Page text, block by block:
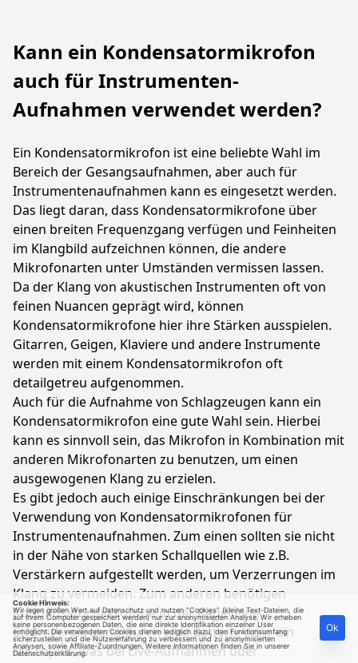
Kann ein Kondensatormikrofon
auch für Instrumenten-
Aufnahmen verwendet werden?
Ein Kondensatormikrofon ist eine beliebte Wahl im
Bereich der Gesangsaufnahmen, aber auch für
Instrumentenaufnahmen kann es eingesetzt werden.
Das liegt daran, dass Kondensatormikrofone über
einen breiten Frequenzgang verfügen und Feinheiten
im Klangbild aufzeichnen können, die andere
Mikrofonarten unter Umständen vermissen lassen.
Da der Klang von akustischen Instrumenten oft von
feinen Nuancen geprägt wird, können
Kondensatormikrofone hier ihre Stärken ausspielen.
Gitarren, Geigen, Klaviere und andere Instrumente
werden mit einem Kondensatormikrofon oft
detailgetreu aufgenommen.
Auch für die Aufnahme von Schlagzeugen kann ein
Kondensatormikrofon eine gute Wahl sein. Hierbei
kann es sinnvoll sein, das Mikrofon in Kombination mit
anderen Mikrofonarten zu benutzen, um einen
ausgewogenen Klang zu erzielen.
Es gibt jedoch auch einige Einschränkungen bei der
Verwendung von Kondensatormikrofonen für
Instrumentenaufnahmen. Zum einen sollten sie nicht
in der Nähe von starken Schallquellen wie z.B.
Verstärkern aufgestellt werden, um Verzerrungen im
Klang zu vermeiden. Zum anderen benötigen
Kondensatormikrofone in der Regel eine
Stromversorgung durch eine Batterie oder ein
Mischpult, was bei Live-Aufnahmen oder
Cookie Hinweis:
Wir legen großen Wert auf Datenschutz und nutzen "Cookies" (kleine Text-Dateien, die
auf Ihrem Computer gespeichert werden) nur zur anonymisierten Analyse. Wir erheben
keine personenbezogenen Daten, die eine direkte Identifikation einzelner User
ermöglicht. Die verwendeten Cookies dienen lediglich dazu, den Funktionsumfang
sicherzustellen und die Nutzererfahrung zu verbessern und zu anonymisierten
Analysen, sowie Affiliate-Zuordnungen. Weitere Informationen finden Sie in unserer
Datenschutzerklärung.
Ok